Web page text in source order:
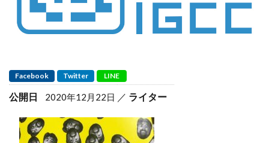
Facebook Twitter LINE
公開日 2020年12月22日 ライター